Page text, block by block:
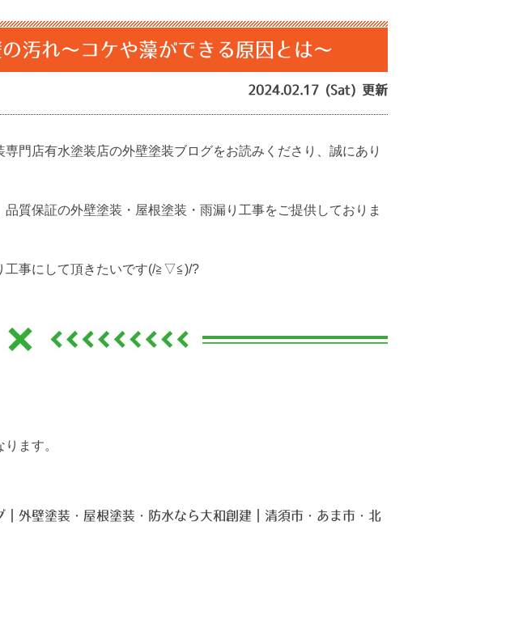
汚れ～コケや藻ができる原因とは～
2024.02.17 (Sat) 更新
門店有水塗装店の外壁塗装ブログをお読みくださり、誠にあり
質保証の外壁塗装・屋根塗装・雨漏り工事をご提供しておりま
工事にして頂きたいです(/≧▽≦)/?
ます。